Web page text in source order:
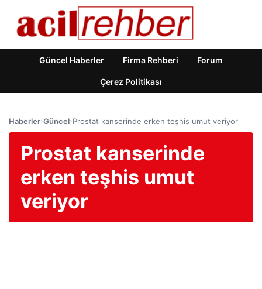
Güncel Haberler Firma Rehberi Forum
Çerez Politikası
Haberler›Güncel›Prostat kanserinde erken teşhis umut veriyor
Prostat kanserinde
erken teşhis umut
veriyor